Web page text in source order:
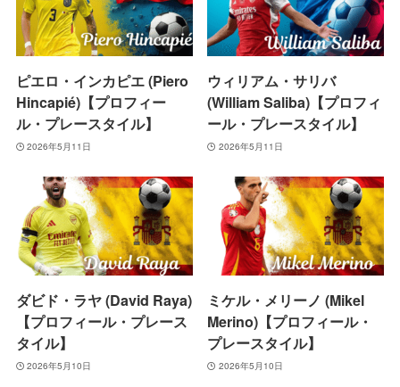
ピエロ・インカピエ (Piero
Hincapié)【プロフィー
ル・プレースタイル】
2026年5月11日
ウィリアム・サリバ
(William Saliba)【プロフィ
ール・プレースタイル】
2026年5月11日
ダビド・ラヤ (David Raya)
【プロフィール・プレース
タイル】
2026年5月10日
ミケル・メリーノ (Mikel
Merino)【プロフィール・
プレースタイル】
2026年5月10日